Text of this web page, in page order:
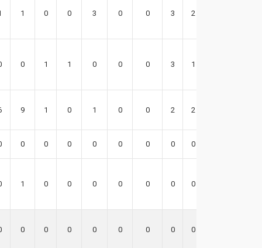
1 0 0 3 0 0 3 2
0 1 1 0 0 0 3 1
9 1 0 1 0 0 2 2
0 0 0 0 0 0 0 0
1 0 0 0 0 0 0 0
0 0 0 0 0 0 0 0